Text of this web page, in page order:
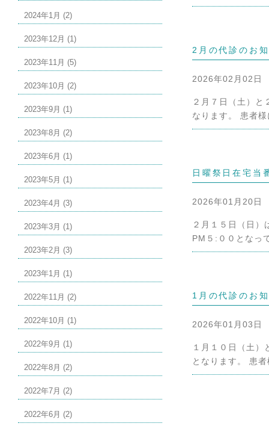
2024年1月 (2)
2023年12月 (1)
2023年11月 (5)
2023年10月 (2)
2023年9月 (1)
2023年8月 (2)
2023年6月 (1)
2023年5月 (1)
2023年4月 (3)
2023年3月 (1)
2023年2月 (3)
2023年1月 (1)
2022年11月 (2)
2022年10月 (1)
2022年9月 (1)
2022年8月 (2)
2022年7月 (2)
2022年6月 (2)
2月の代診のお
2026年02月02日
２月７日（土）と
なります。 患者
日曜祭日在宅当
2026年01月20日
２月１５日（日
PM５:００となっ
1月の代診のお
2026年01月03日
１月１０日（土
となります。 患